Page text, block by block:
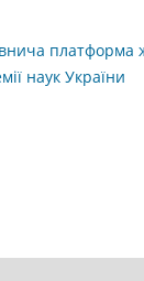
платформа
наук України